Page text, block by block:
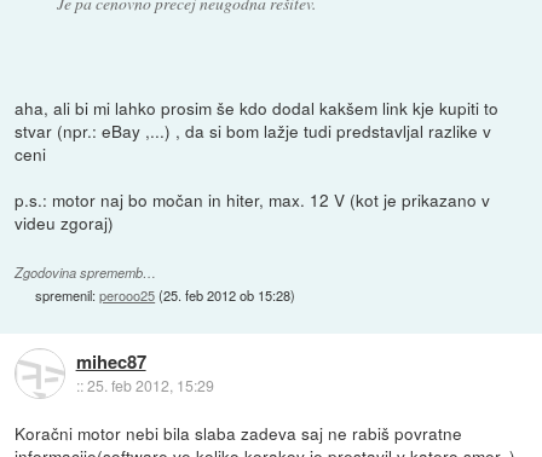
aha, ali bi mi lahko prosim še kdo dodal kakšem link kje kupiti to
stvar (npr.: eBay ,...) , da si bom lažje tudi predstavljal razlike v
ceni
p.s.: motor naj bo močan in hiter, max. 12 V (kot je prikazano v
videu zgoraj)
Zgodovina sprememb…
spremenil:perooo25(25. feb 2012 ob 15:28)
mihec87
::25. feb 2012, 15:29
Koračni motor nebi bila slaba zadeva saj ne rabiš povratne